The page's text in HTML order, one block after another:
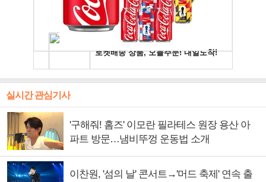
실시간 관심기사
'구해줘! 홈즈' 이모란 필라테스 원장 용산 아
파트 방문…냄비뚜껑 운동법 소개
이찬원, '섬의 날' 콘서트→'머드 축제' 연속 출